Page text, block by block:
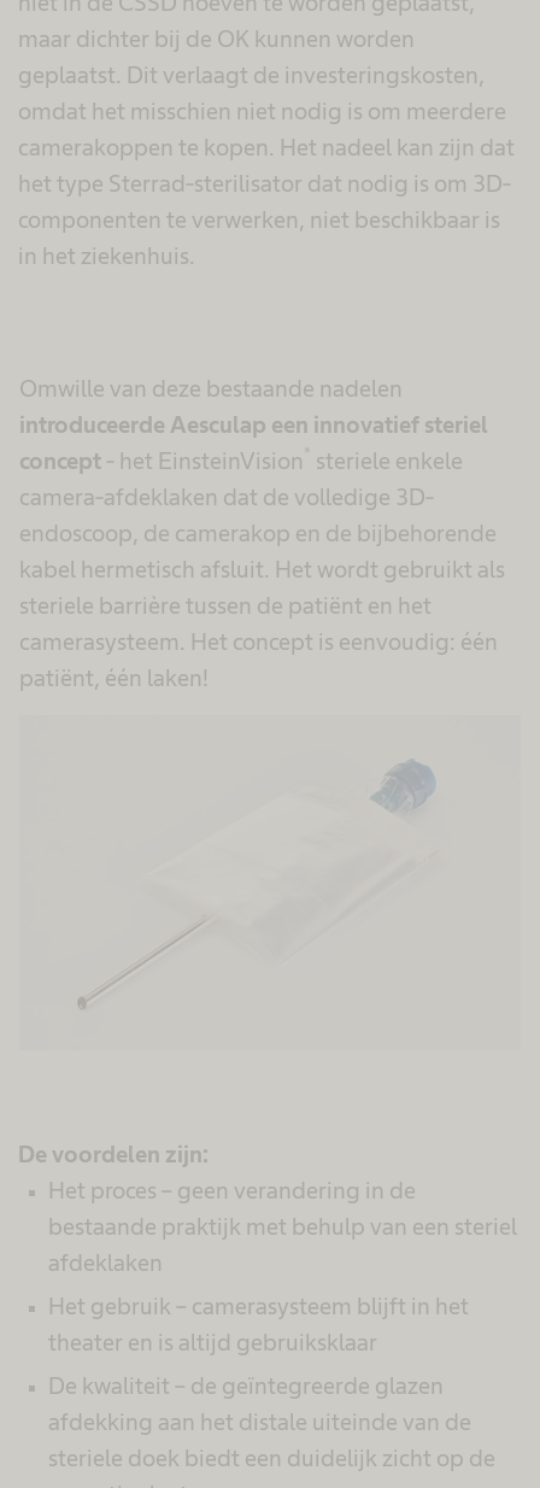
maar dichter bij de OK kunnen worden
geplaatst. Dit verlaagt de investeringskosten,
omdat het misschien niet nodig is om meerdere
camerakoppen te kopen. Het nadeel kan zijn dat
het type Sterrad-sterilisator dat nodig is om 3D-
componenten te verwerken, niet beschikbaar is
in het ziekenhuis.
Omwille van deze bestaande nadelen
introduceerde Aesculap een innovatief steriel
concept - het EinsteinVision steriele enkele
camera-afdeklaken dat de volledige 3D-
endoscoop, de camerakop en de bijbehorende
kabel hermetisch afsluit. Het wordt gebruikt als
steriele barrière tussen de patiënt en het
camerasysteem. Het concept is eenvoudig: één
patiënt, één laken!
De voordelen zijn:
Het proces – geen verandering in de
bestaande praktijk met behulp van een steriel
afdeklaken
Het gebruik – camerasysteem blijft in het
theater en is altijd gebruiksklaar
De kwaliteit – de geïntegreerde glazen
afdekking aan het distale uiteinde van de
steriele doek biedt een duidelijk zicht op de